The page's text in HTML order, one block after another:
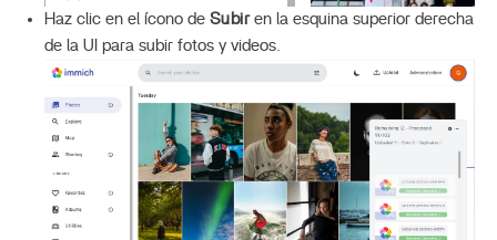
Haz clic en el ícono de Subiren la esquina superior derecha
de la UI para subir fotos y videos.